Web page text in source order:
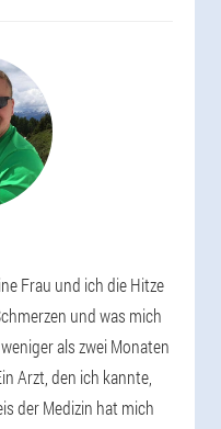
Frau und ich die Hitze
und was mich
als zwei Monaten
Arzt, den ich kannte,
der Medizin hat mich